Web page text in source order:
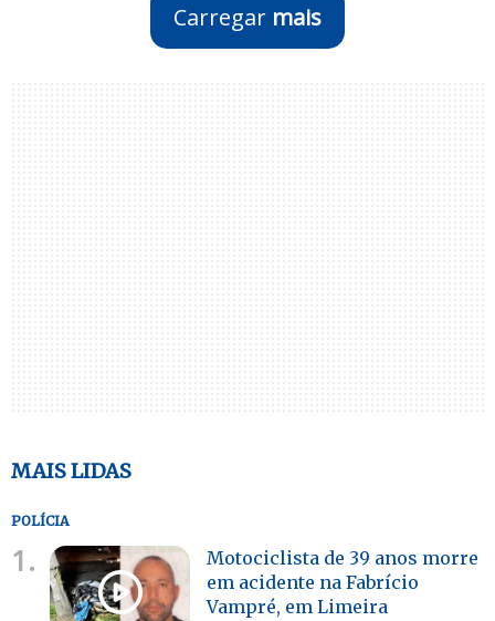
Carregar mais
MAIS LIDAS
POLÍCIA
1.
Motociclista de 39 anos morre
em acidente na Fabrício
Vampré, em Limeira